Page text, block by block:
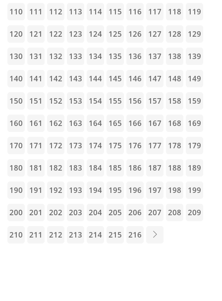
110 111 112 113 114 115 116 117 118 119
120 121 122 123 124 125 126 127 128 129
130 131 132 133 134 135 136 137 138 139
140 141 142 143 144 145 146 147 148 149
150 151 152 153 154 155 156 157 158 159
160 161 162 163 164 165 166 167 168 169
170 171 172 173 174 175 176 177 178 179
180 181 182 183 184 185 186 187 188 189
190 191 192 193 194 195 196 197 198 199
200 201 202 203 204 205 206 207 208 209
210 211 212 213 214 215 216